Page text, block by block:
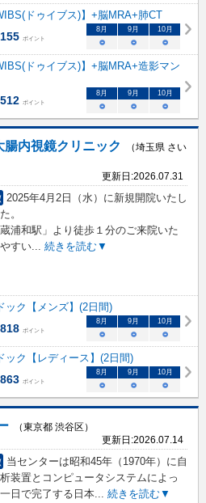
ドゥイブス)】+脳MRA+肺CT
ポイント
8 月 9 月 10月
○ ○ ○
ドゥイブス)】+脳MRA+造影マン
ポイント
8 月 9 月 10月
○ ○ ○
内視鏡クリニック
（埼玉県 さい
更新日:2026.07.31
2025年4月2日（水）に新規開院いたし
。
蔵浦和駅」より徒歩１分のご来院いた
すい... 続きを読む▼
ック【メンズ】(2日間)
ポイント
8月 9月 10月
○ ○ ○
ック【レディース】(2日間)
ポイント
8月 9月 10月
○ ○ ○
（東京都 渋谷区）
更新日:2026.07.14
当センターは昭和45年（1970年）に自
装置とコンピュータシステムによっ
日で完了する日本... 続きを読む▼